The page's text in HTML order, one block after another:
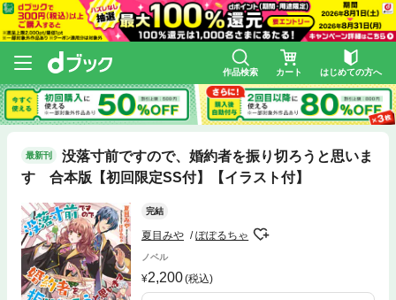
作品検索 カート はじめての方へ
最新刊
没落寸前ですので、婚約者を振り切ろうと思いま
す 合本版【初回限定SS付】【イラスト付】
完結
夏目みや ぽぽるちゃ
ノベル
2,200(税込)